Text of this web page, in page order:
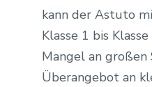
kann der Astuto
Klasse 1 bis
Mangel an
Überangebot an